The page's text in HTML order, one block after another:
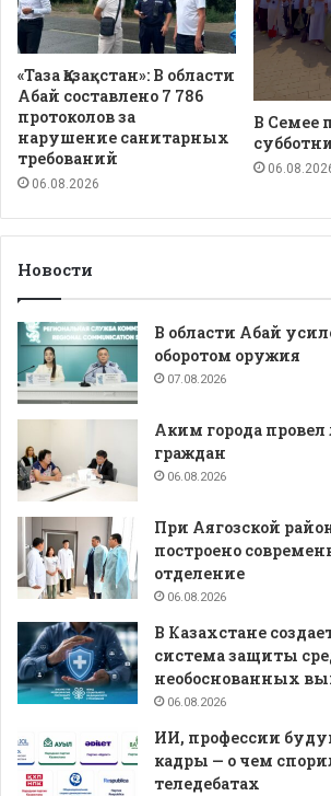
«Таза Қазақстан»: В области
Абай составлено 7 786
протоколов за
нарушение санитарных
требований
06.08.2026
В Семее
Новости
В области Абай
оборотом оружия
07.08.2026
Аким города
граждан
06.08.2026
При Аягозской
построено
отделение
06.08.2026
В Казахстане
система защиты
необоснованных
06.08.2026
ИИ, профессии
кадры — о чем
теледебатах